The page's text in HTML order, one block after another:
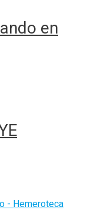
en
- Hemeroteca